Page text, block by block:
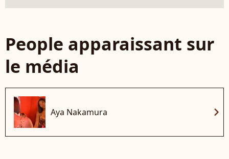
People apparaissant sur
le média
Aya Nakamura chevron_right